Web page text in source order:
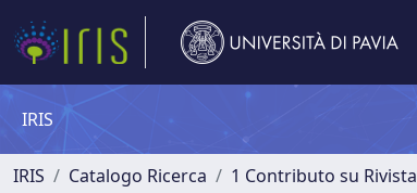
IRIS
IRIS Catalogo Ricerca 1 Contributo su Rivista